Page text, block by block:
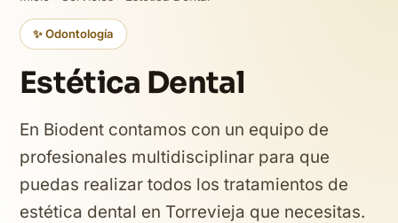
✨ Odontología
Estética Dental
En Biodent contamos con un equipo de
profesionales multidisciplinar para que
puedas realizar todos los tratamientos de
estética dental en Torrevieja que necesitas.